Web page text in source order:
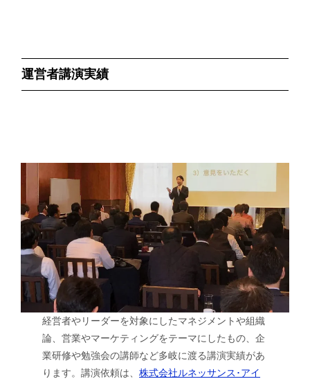
運営者講演実績
経営者やリーダーを対象にしたマネジメントや組織
論、営業やマーケティングをテーマにしたもの、企
業研修や勉強会の講師など多岐に渡る講演実績があ
ります。講演依頼は、株式会社ルネッサンス･アイ